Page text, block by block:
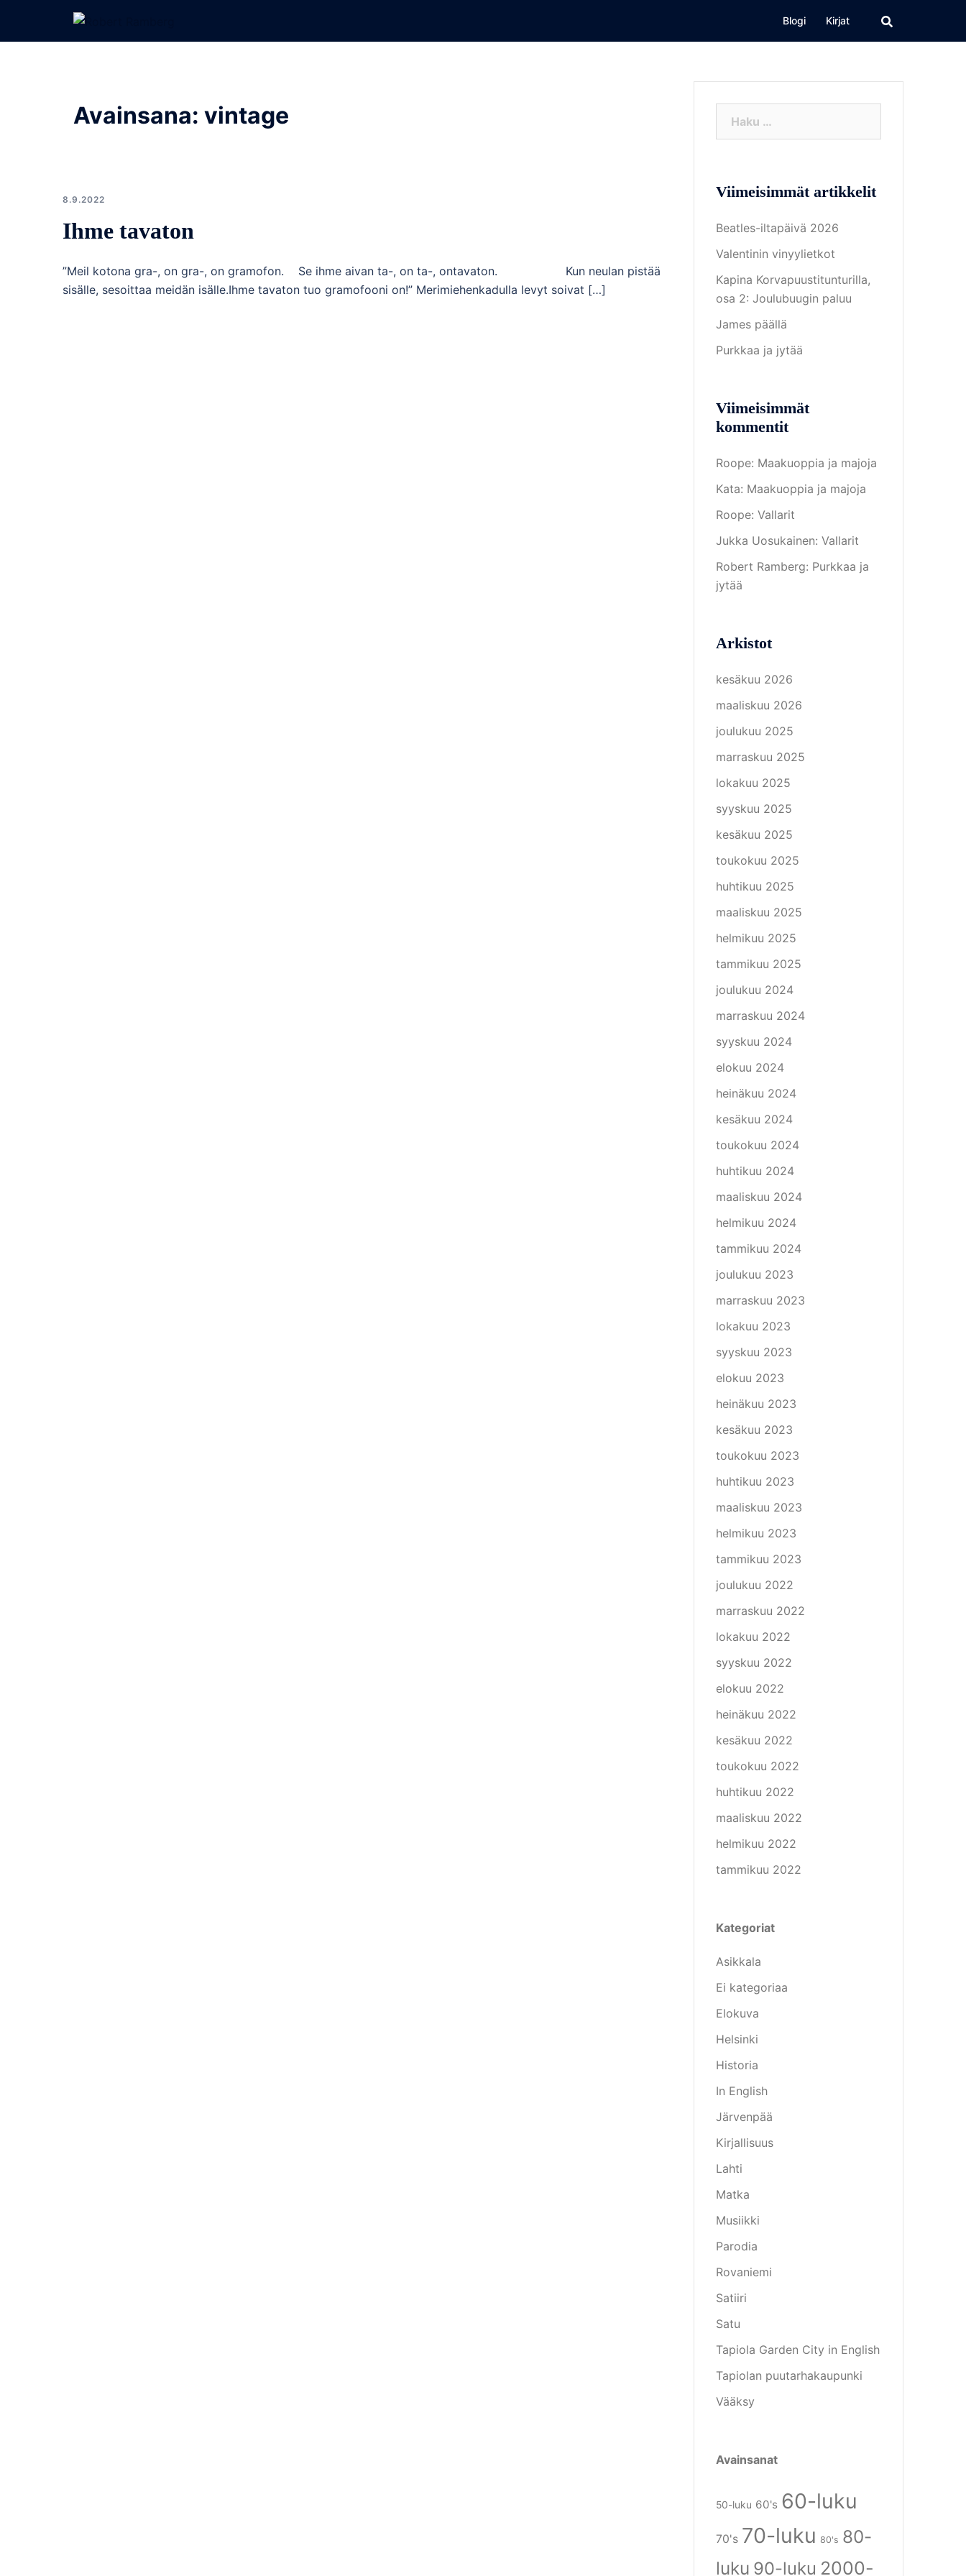
content
Blogi Kirjat Search
Avainsana: vintage
8.9.2022
Ihme tavaton
”Meil kotona gra-, on gra-, on gramofon. Se ihme aivan ta-, on ta-, ontavaton. Kun neulan pistää
sisälle, sesoittaa meidän isälle.Ihme tavaton tuo gramofooni on!” Merimiehenkadulla levyt soivat […]
Viimeisimmät artikkelit
Beatles-iltapäivä 2026
Valentinin vinyylietkot
Kapina Korvapuustitunturilla,
osa 2: Joulubuugin paluu
James päällä
Purkkaa ja jytää
Viimeisimmät
kommentit
Roope: Maakuoppia ja majoja
Kata: Maakuoppia ja majoja
Roope: Vallarit
Jukka Uosukainen: Vallarit
Robert Ramberg: Purkkaa ja
jytää
Arkistot
kesäkuu 2026
maaliskuu 2026
joulukuu 2025
marraskuu 2025
lokakuu 2025
syyskuu 2025
kesäkuu 2025
toukokuu 2025
huhtikuu 2025
maaliskuu 2025
helmikuu 2025
tammikuu 2025
joulukuu 2024
marraskuu 2024
syyskuu 2024
elokuu 2024
heinäkuu 2024
kesäkuu 2024
toukokuu 2024
huhtikuu 2024
maaliskuu 2024
helmikuu 2024
tammikuu 2024
joulukuu 2023
marraskuu 2023
lokakuu 2023
syyskuu 2023
elokuu 2023
heinäkuu 2023
kesäkuu 2023
toukokuu 2023
huhtikuu 2023
maaliskuu 2023
helmikuu 2023
tammikuu 2023
joulukuu 2022
marraskuu 2022
lokakuu 2022
syyskuu 2022
elokuu 2022
heinäkuu 2022
kesäkuu 2022
toukokuu 2022
huhtikuu 2022
maaliskuu 2022
helmikuu 2022
tammikuu 2022
Kategoriat
Asikkala
Ei kategoriaa
Elokuva
Helsinki
Historia
In English
Järvenpää
Kirjallisuus
Lahti
Matka
Musiikki
Parodia
Rovaniemi
Satiiri
Satu
Tapiola Garden City in English
Tapiolan puutarhakaupunki
Vääksy
Avainsanat
50-luku 60's 60-luku
70's 70-luku 80's 80-
luku 90-luku 2000-